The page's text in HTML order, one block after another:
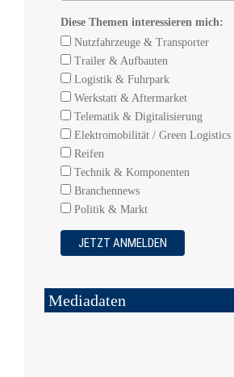
Diese Themen interessieren mich:
Nutzfahrzeuge & Transporter
Trailer & Aufbauten
Logistik & Fuhrpark
Werkstatt & Aftermarket
Telematik & Digitalisierung
Elektromobilität / Green Logistics
Reifen
Technik & Komponenten
Branchennews
Politik & Markt
Mediadaten